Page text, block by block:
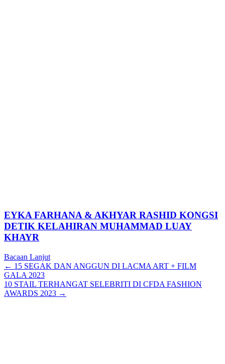
EYKA FARHANA & AKHYAR RASHID KONGSI
DETIK KELAHIRAN MUHAMMAD LUAY
KHAYR
Bacaan Lanjut
Posts
navigation
← 15 SEGAK DAN ANGGUN DI LACMA ART + FILM
GALA 2023
10 STAIL TERHANGAT SELEBRITI DI CFDA FASHION
AWARDS 2023 →